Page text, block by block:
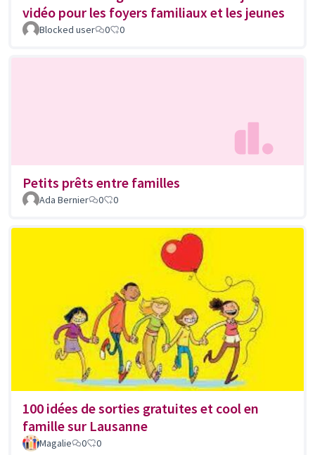
vidéo pour les foyers familiaux et les jeunes
Blocked user 0 0
Petits prêts entre familles
Ada Bernier 0 0
100 idées de sorties gratuites et cool en
famille sur Lausanne
Magalie 0 0